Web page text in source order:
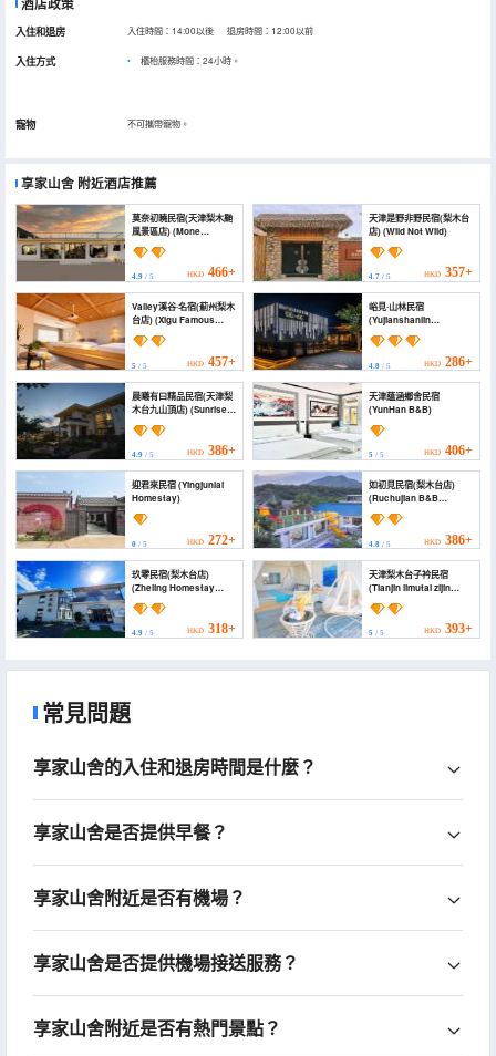
酒店政策
入住和退房 入住時間：14:00以後 退房時間：12:00以前
入住方式 櫃枱服務時間：24小時。
寵物 不可攜帶寵物。
享家山舍 附近酒店推薦
莫奈初曉民宿(天津梨木颱
風景區店) (Mone
Chuxiao Homestay
(Tianjin Limutai Scenic
Area Branch))
4.9 / 5 HKD 466+
天津是野非野民宿(梨木台
店) (Wild Not Wild)
4.7/ 5 HKD 357+
Valley溪谷·名宿(薊州梨木
台店) (Xigu Famous
Hotel (Zhangzhou
Limutai Branch))
5 / 5 HKD 457+
峪見·山林民宿
(Yujianshanlin
Homestay)
4.8/ 5 HKD 286+
晨曦有曰精品民宿(天津梨
木台九山頂店) (Sunrise
Inn)
4.9 / 5 HKD 386+
天津藴涵鄉舍民宿
(YunHan B&B)
5/ 5 HKD 406+
迎君來民宿 (Yingjunlai
Homestay)
0 / 5 HKD 272+
如初見民宿(梨木台店)
(Ruchujian B&B
(Limutai Shop))
4.8/ 5 HKD 386+
玖零民宿(梨木台店)
(Zheling Homestay
(Limutai Branch))
4.9 / 5 HKD 318+
天津梨木台子衿民宿
(Tianjin limutai zijin
minsu)
5/ 5 HKD 393+
常見問題
享家山舍的入住和退房時間是什麼？
享家山舍是否提供早餐？
享家山舍附近是否有機場？
享家山舍是否提供機場接送服務？
享家山舍附近是否有熱門景點？